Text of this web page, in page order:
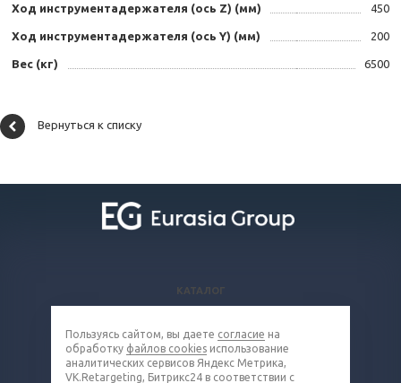
Ход инструментадержателя (ось Z) (мм) 450
Ход инструментадержателя (ось Y) (мм) 200
Вес (кг) 6500
Вернуться к списку
КАТАЛОГ
КОМПАНИЯ
КОНТАКТЫ
Пользуясь сайтом, вы даете согласие на
обработку файлов cookies использование
аналитических сервисов Яндекс Метрика,
VK.Retargeting, Битрикс24 в соответствии с